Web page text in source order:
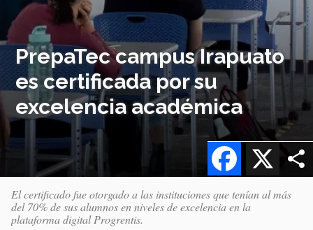
PrepaTec campus Irapuato
es certificada por su
excelencia académica
X
Facebook
El certificado fue otorgado a las instituciones que tenían al más
del 70% de sus alumnos en niveles de excelencia en la
plataforma digital Progrentis.